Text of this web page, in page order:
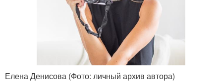
Елена Денисова (Фото: личный архив автора)